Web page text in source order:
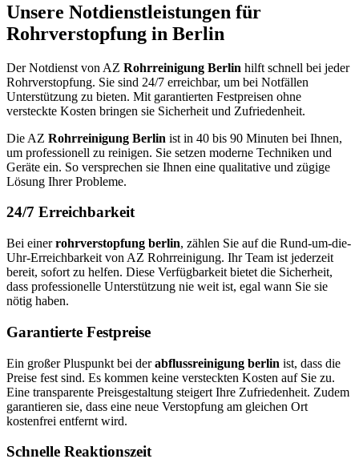
Unsere Notdienstleistungen für
Rohrverstopfung in Berlin
Der Notdienst von AZ Rohrreinigung Berlin hilft schnell bei jeder
Rohrverstopfung. Sie sind 24/7 erreichbar, um bei Notfällen
Unterstützung zu bieten. Mit garantierten Festpreisen ohne
versteckte Kosten bringen sie Sicherheit und Zufriedenheit.
Die AZ Rohrreinigung Berlin ist in 40 bis 90 Minuten bei Ihnen,
um professionell zu reinigen. Sie setzen moderne Techniken und
Geräte ein. So versprechen sie Ihnen eine qualitative und zügige
Lösung Ihrer Probleme.
24/7 Erreichbarkeit
Bei einerrohrverstopfung berlin, zählen Sie auf die Rund-um-die-
Uhr-Erreichbarkeit von AZ Rohrreinigung. Ihr Team ist jederzeit
bereit, sofort zu helfen. Diese Verfügbarkeit bietet die Sicherheit,
dass professionelle Unterstützung nie weit ist, egal wann Sie sie
nötig haben.
Garantierte Festpreise
Ein großer Pluspunkt bei derabflussreinigung berlin ist, dass die
Preise fest sind. Es kommen keine versteckten Kosten auf Sie zu.
Eine transparente Preisgestaltung steigert Ihre Zufriedenheit. Zudem
garantieren sie, dass eine neue Verstopfung am gleichen Ort
kostenfrei entfernt wird.
Schnelle Reaktionszeit